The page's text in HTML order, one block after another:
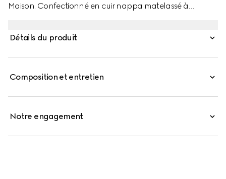
Maison. Confectionné en cuir nappa matelassé à
Détails du produit
Composition et entretien
Notre engagement